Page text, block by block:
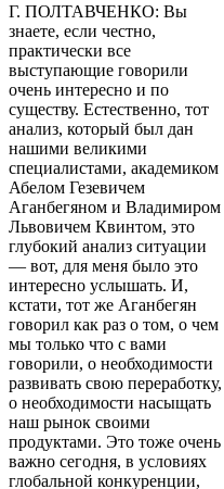
Г. ПОЛТАВЧЕНКО: Вы
знаете, если честно,
практически все
выступающие говорили
очень интересно и по
существу. Естественно, тот
анализ, который был дан
нашими великими
специалистами, академиком
Абелом Гезевичем
Аганбегяном и Владимиром
Львовичем Квинтом, это
глубокий анализ ситуации
— вот, для меня было это
интересно услышать. И,
кстати, тот же Аганбегян
говорил как раз о том, о чем
мы только что с вами
говорили, о необходимости
развивать свою переработку,
о необходимости насыщать
наш рынок своими
продуктами. Это тоже очень
важно сегодня, в условиях
глобальной конкуренции,